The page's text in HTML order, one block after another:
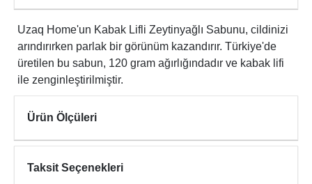
Uzaq Home'un Kabak Lifli Zeytinyağlı Sabunu, cildinizi
arındırırken parlak bir görünüm kazandırır. Türkiye'de
üretilen bu sabun, 120 gram ağırlığındadır ve kabak lifi
ile zenginleştirilmiştir.
Ürün Ölçüleri
Taksit Seçenekleri